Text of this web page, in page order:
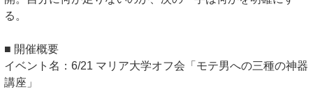
る。
■ 開催概要
イベント名：6/21 マリア大学オフ会「モテ男への三種の神器
講座」